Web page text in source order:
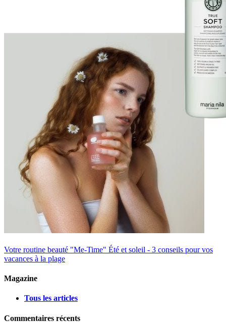
Votre routine beauté "Me-Time" Été et soleil - 3 conseils pour vos
vacances à la plage
Magazine
Tous les articles
Commentaires récents